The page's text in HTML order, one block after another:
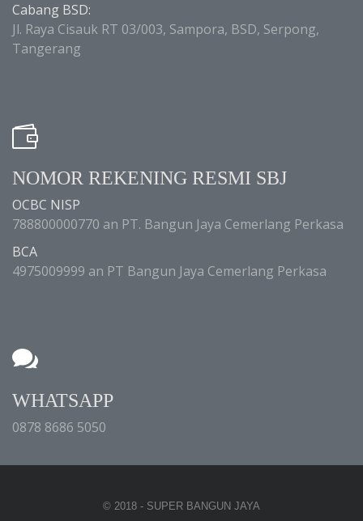
Cabang BSD:
Jl. Raya Cisauk RT 03/003, Sampora, BSD, Serpong,
Tangerang
NOMOR REKENING RESMI SBJ
OCBC NISP
788800000770 an PT. Bangun Jaya Cemerlang Perkasa
BCA
4975009999 an PT Bangun Jaya Cemerlang Perkasa
WHATSAPP
0878 8686 5050
© 2018 - SUPER BANGUN JAYA